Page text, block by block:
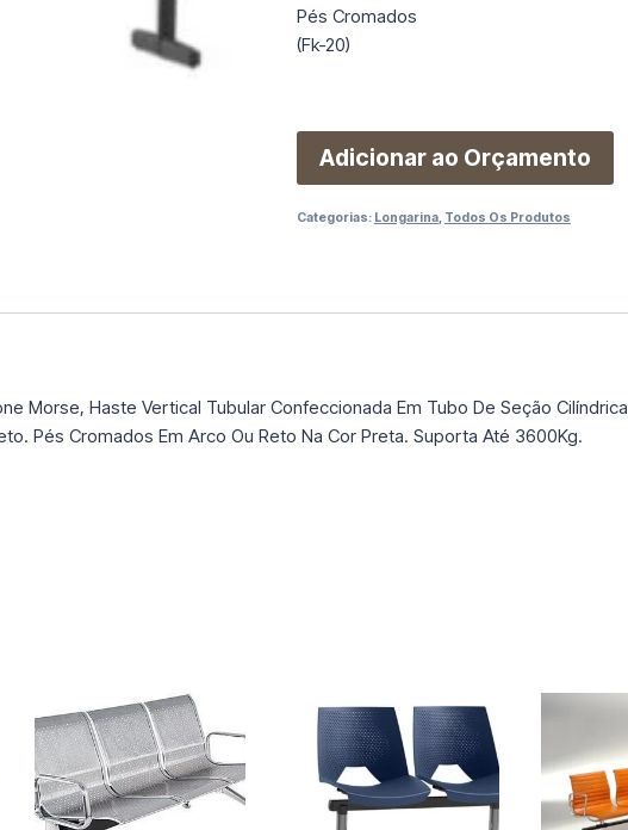
Pés Cromados
(Fk-20)
Adicionar ao Orçamento
Categorias: Longarina, Todos Os Produtos
Morse, Haste Vertical Tubular Confeccionada Em Tubo De Seção
Pés Cromados Em Arco Ou Reto Na Cor Preta. Suporta Até 3600Kg.